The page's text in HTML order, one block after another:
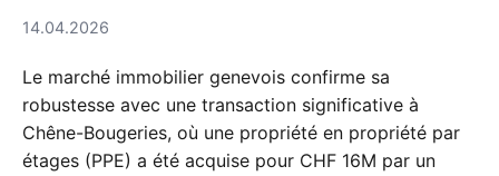
14.04.2026
Le marché immobilier genevois confirme sa
robustesse avec une transaction significative à
Chêne-Bougeries, où une propriété en propriété par
étages (PPE) a été acquise pour CHF 16M par un